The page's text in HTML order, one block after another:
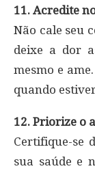
11. Acredite
Não cale seu
deixe a dor
mesmo e
quando
12. Priorize o
Certifique-se
sua saúde e